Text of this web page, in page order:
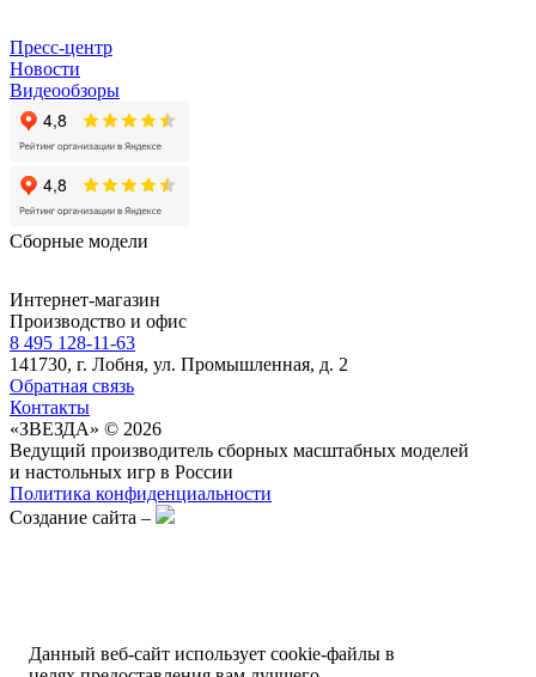
Пресс-центр
Новости
Видеообзоры
Сборные модели
Интернет-магазин
Производство и офис
8 495 128-11-63
141730, г. Лобня, ул. Промышленная, д. 2
Обратная связь
Контакты
«ЗВЕЗДА» © 2026
Ведущий производитель сборных масштабных моделей
и настольных игр в России
Политика конфиденциальности
Создание сайта –
Данный веб-сайт использует cookie-файлы в